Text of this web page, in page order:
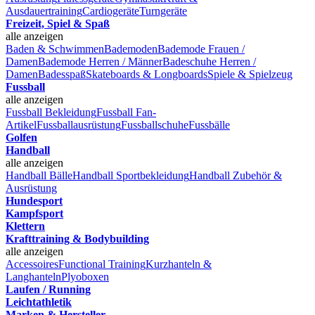
AusdauertrainingCardiogeräteTurngeräte
Freizeit, Spiel & Spaß
alle anzeigen
Baden & SchwimmenBademodenBademode Frauen /
DamenBademode Herren / MännerBadeschuhe Herren /
DamenBadesspaßSkateboards & LongboardsSpiele & Spielzeug
Fussball
alle anzeigen
Fussball BekleidungFussball Fan-
ArtikelFussballausrüstungFussballschuheFussbälle
Golfen
Handball
alle anzeigen
Handball BälleHandball SportbekleidungHandball Zubehör &
Ausrüstung
Hundesport
Kampfsport
Klettern
Krafttraining & Bodybuilding
alle anzeigen
AccessoiresFunctional TrainingKurzhanteln &
LanghantelnPlyoboxen
Laufen / Running
Leichtathletik